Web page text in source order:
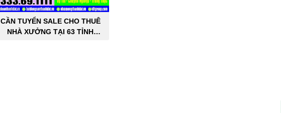
CẦN TUYỂN SALE CHO THUÊ
NHÀ XƯỞNG TẠI 63 TỈNH